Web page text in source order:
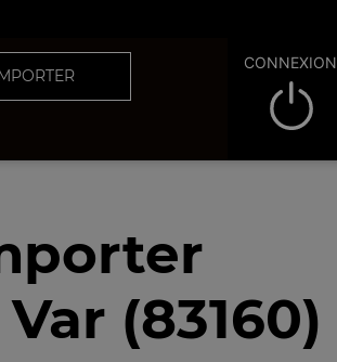
CONNEXION
(83160)